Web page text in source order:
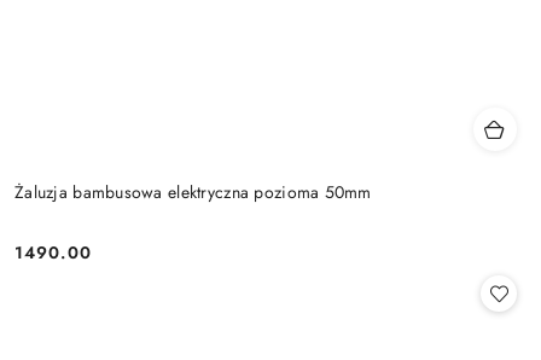
Żaluzja bambusowa elektryczna pozioma 50mm
Cena:
1490.00